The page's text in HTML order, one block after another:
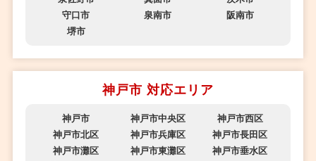
守口市
泉南市
阪南市
堺市
神戸市 対応エリア
神戸市 神戸市中央区
神戸市西区
神戸市北区
神戸市兵庫区
神戸市長田区
神戸市灘区
神戸市東灘区
神戸市垂水区